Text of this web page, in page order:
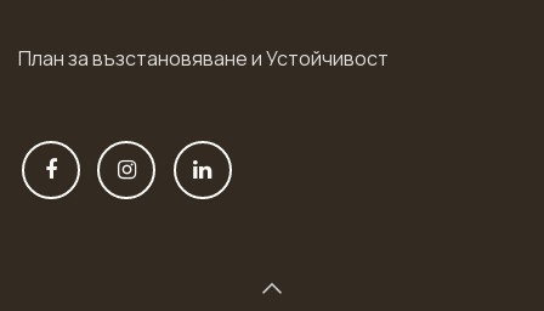
План за възстановяване и Устойчивост